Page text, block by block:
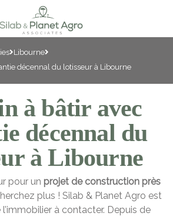
Libourne
décennal du lotisseur à Libourne
à bâtir avec
décennal du
à Libourne
pour un projet de construction près
plus ! Silab & Planet Agro est
à contacter. Depuis de